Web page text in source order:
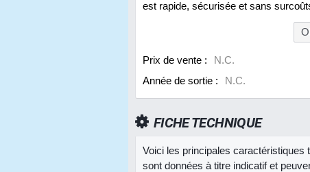
est rapide, sécurisée et sans
Prix de vente :
N.C.
Année de sortie :
N.C.
FICHE TECHNIQUE
Voici les principales caractéristiques
sont données à titre indicatif et